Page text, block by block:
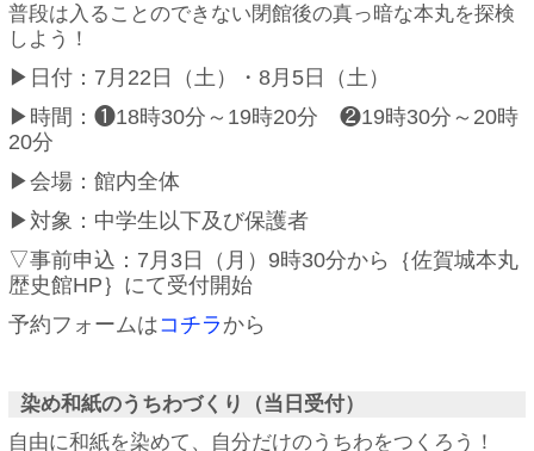
普段は入ることのできない閉館後の真っ暗な本丸を探検
しよう！
▶日付：7月22日（土）・8月5日（土）
▶時間：❶18時30分～19時20分 ❷19時30分～20時
20分
▶会場：館内全体
▶対象：中学生以下及び保護者
▽事前申込：7月3日（月）9時30分から｛佐賀城本丸
歴史館HP｝にて受付開始
予約フォームはコチラ から
染め和紙のうちわづくり（当日受付）
自由に和紙を染めて、自分だけのうちわをつくろう！